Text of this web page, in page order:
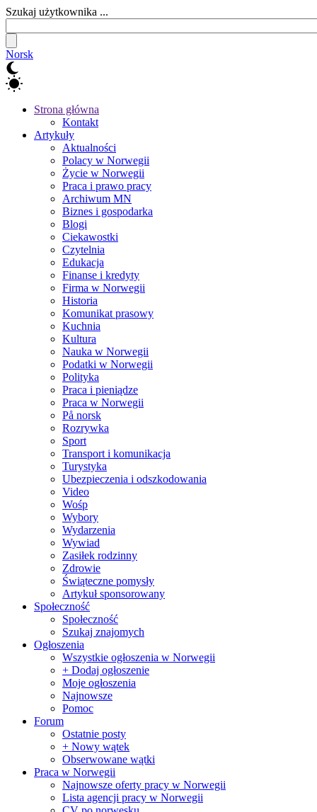
Szukaj użytkownika ...
Norsk
Strona główna
Kontakt
Artykuły
Aktualności
Polacy w Norwegii
Życie w Norwegii
Praca i prawo pracy
Archiwum MN
Biznes i gospodarka
Blogi
Ciekawostki
Czytelnia
Edukacja
Finanse i kredyty
Firma w Norwegii
Historia
Komunikat prasowy
Kuchnia
Kultura
Nauka w Norwegii
Podatki w Norwegii
Polityka
Praca i pieniądze
Praca w Norwegii
På norsk
Rozrywka
Sport
Transport i komunikacja
Turystyka
Ubezpieczenia i odszkodowania
Video
Wośp
Wybory
Wydarzenia
Wywiad
Zasiłek rodzinny
Zdrowie
Świąteczne pomysły
Artykuł sponsorowany
Społeczność
Społeczność
Szukaj znajomych
Ogłoszenia
Wszystkie ogłoszenia w Norwegii
+ Dodaj ogłoszenie
Moje ogłoszenia
Najnowsze
Pomoc
Forum
Ostatnie posty
+ Nowy wątek
Obserwowane wątki
Praca w Norwegii
Najnowsze oferty pracy w Norwegii
Lista agencji pracy w Norwegii